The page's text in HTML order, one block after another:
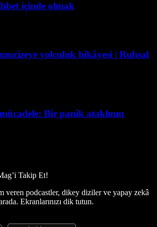
içinde olmak
yolculuk hikâyesi | Ruhsal
Bir panik ataklının
Takip Et!
veren podcastler, dikey diziler ve yapay zekâ
Ekranlarınızı dik tutun.